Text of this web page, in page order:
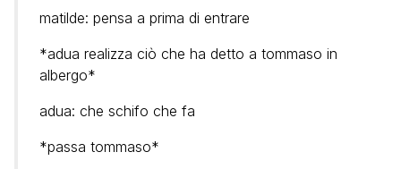
matilde: pensa a prima di entrare
*adua realizza ciò che ha detto a tommaso in
albergo*
adua: che schifo che fa
*passa tommaso*